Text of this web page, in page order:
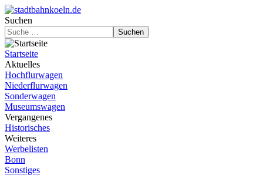
Suchen
Suchen
Startseite
Aktuelles
Hochflurwagen
Niederflurwagen
Sonderwagen
Museumswagen
Vergangenes
Historisches
Weiteres
Werbelisten
Bonn
Sonstiges